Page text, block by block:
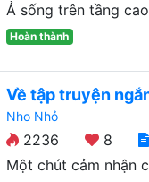
Ả sống trên tầng
Hoàn thành
Về tập truyện
Nho Nhỏ
2236 8
Một chút cảm nhận